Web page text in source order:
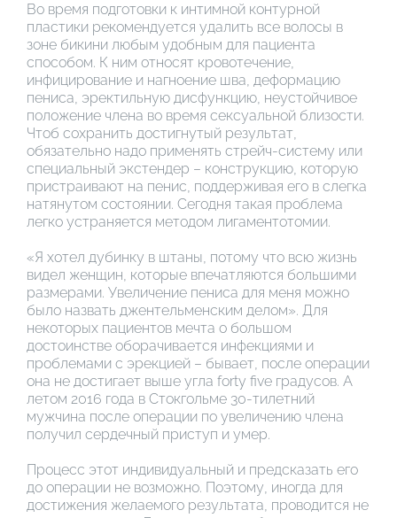
Во время подготовки к интимной контурной
пластики рекомендуется удалить все волосы в
зоне бикини любым удобным для пациента
способом. К ним относят кровотечение,
инфицирование и нагноение шва, деформацию
пениса, эректильную дисфункцию, неустойчивое
положение члена во время сексуальной близости.
Чтоб сохранить достигнутый результат,
обязательно надо применять стрейч-систему или
специальный экстендер – конструкцию, которую
пристраивают на пенис, поддерживая его в слегка
натянутом состоянии. Сегодня такая проблема
легко устраняется методом лигаментотомии.
«Я хотел дубинку в штаны, потому что всю жизнь
видел женщин, которые впечатляются большими
размерами. Увеличение пениса для меня можно
было назвать джентельменским делом». Для
некоторых пациентов мечта о большом
достоинстве оборачивается инфекциями и
проблемами с эрекцией – бывает, после операции
она не достигает выше угла forty five градусов. А
летом 2016 года в Стокгольме 30-тилетний
мужчина после операции по увеличению члена
получил сердечный приступ и умер.
Процесс этот индивидуальный и предсказать его
до операции не возможно. Поэтому, иногда для
достижения желаемого результата, проводится не